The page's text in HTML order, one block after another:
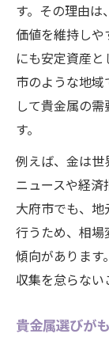
す。その理由
価値を維持し
にも安定資産
市のような地
して貴金属の
す。
例えば、金は
ニュースや経済
大府市でも、
行うため、相場
傾向があります
収集を怠らない
貴金属選びが